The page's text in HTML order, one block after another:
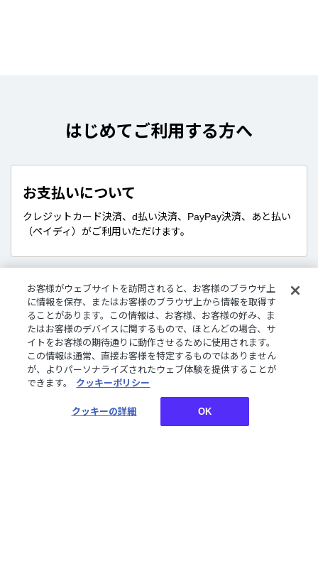
はじめてご利用する方へ
お支払いについて
クレジットカード決済、d払い決済、PayPay決済、あと払い
（ペイディ）がご利用いただけます。
販売商品について
デジタルグッズはダウンロード商品です。
さまざまな企画やコンセプトに沿ったライバーたちのボイ
ス、特典壁紙をご購入いただけます。
お買い物についてご案内しております。詳しくはご利用ガ
イドをご確認ください。
お客様がウェブサイトを訪問されると、お客様のブラウザ上
に情報を保存、またはお客様のブラウザ上から情報を取得す
ることがあります。この情報は、お客様、お客様の好み、ま
たはお客様のデバイスに関するもので、ほとんどの場合、サ
イトをお客様の期待通りに動作させるために使用されます。
この情報は通常、直接お客様を特定するものではありません
が、よりパーソナライズされたウェブ体験を提供することが
できます。
クッキーポリシー
クッキーの詳細 OK